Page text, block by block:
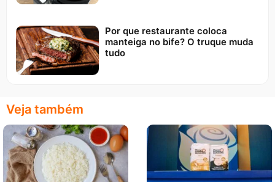
Por que restaurante coloca
manteiga no bife? O truque muda
tudo
Veja também